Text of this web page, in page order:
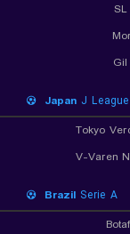
Japan J League
Tokyo
V-Varen
Brazil Serie A